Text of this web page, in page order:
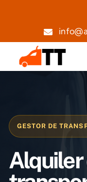
Servicios
Noticias
GESTOR DE